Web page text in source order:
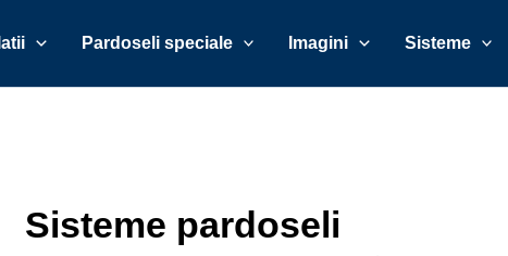
Pardoseli speciale Imagini Sisteme
Sisteme pardoseli